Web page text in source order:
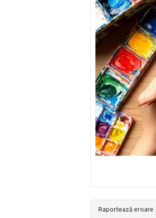
Raportează eroare